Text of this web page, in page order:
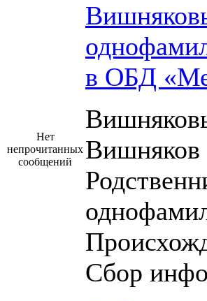
Нет
непрочитанных
сообщений
в ОБД
Сбор